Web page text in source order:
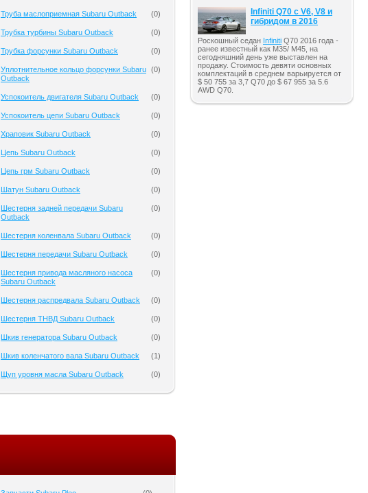
Труба маслоприемная Subaru Outback (0)
Трубка турбины Subaru Outback (0)
Трубка форсунки Subaru Outback (0)
Уплотнительное кольцо форсунки Subaru
Outback
(0)
Успокоитель двигателя Subaru Outback (0)
Успокоитель цепи Subaru Outback (0)
Храповик Subaru Outback (0)
Цепь Subaru Outback (0)
Цепь грм Subaru Outback (0)
Шатун Subaru Outback (0)
Шестерня задней передачи Subaru
Outback
(0)
Шестерня коленвала Subaru Outback (0)
Шестерня передачи Subaru Outback (0)
Шестерня привода масляного насоса
Subaru Outback
(0)
Шестерня распредвала Subaru Outback (0)
Шестерня ТНВД Subaru Outback (0)
Шкив генератора Subaru Outback (0)
Шкив коленчатого вала Subaru Outback (1)
Щуп уровня масла Subaru Outback (0)
Infiniti Q70 с V6, V8 и
гибридом в 2016
Роскошный седан Infiniti Q70 2016 года -
ранее известный как M35/ M45, на
сегодняшний день уже выставлен на
продажу. Стоимость девяти основных
комплектаций в среднем варьируется от
$ 50 755 за 3,7 Q70 до $ 67 955 за 5.6
AWD Q70.